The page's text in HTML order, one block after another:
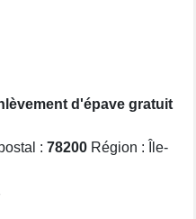
d'épave gratuit
: 78200 Région : Île-